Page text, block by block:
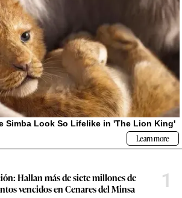
Hallan más de siete millones de
vencidos en Cenares del Minsa
1